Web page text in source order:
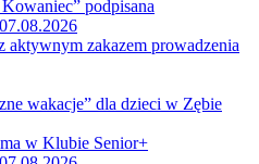
podpisana
aktywnym zakazem prowadzenia
wakacje” dla dzieci w Zębie
w Klubie Senior+